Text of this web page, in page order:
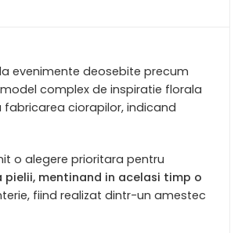
evenimente deosebite precum
complex de inspiratie florala
ciorapilor, indicand
o alegere prioritara pentru
mentinand in acelasi timp o
fiind realizat dintr-un amestec